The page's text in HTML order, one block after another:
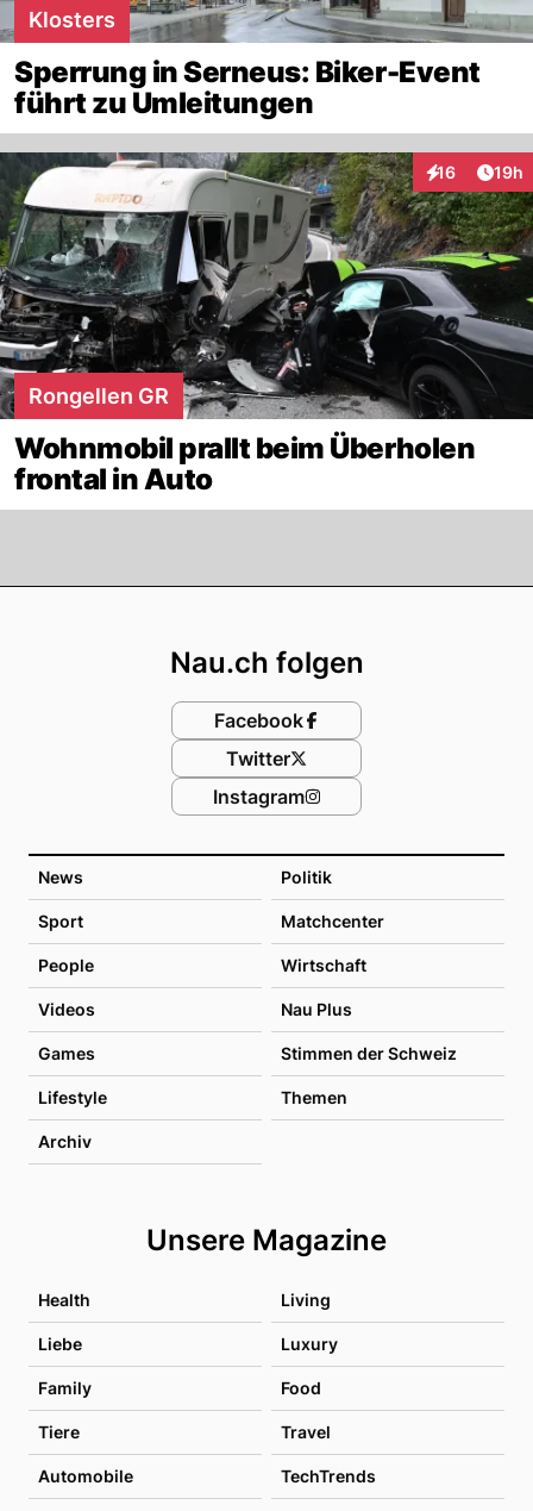
Klosters
Sperrung in Serneus: Biker-Event
führt zu Umleitungen
16
Interaktionen
19h
Rongellen GR
Wohnmobil prallt beim Überholen
frontal in Auto
News Politik
Sport Matchcenter
People Wirtschaft
Videos Nau Plus
Games Stimmen der Schweiz
Lifestyle Themen
Archiv
Unsere Magazine
Health Living
Liebe Luxury
Family Food
Tiere Travel
Automobile TechTrends
Nau.ch folgen
Facebook
Twitter
Instagram